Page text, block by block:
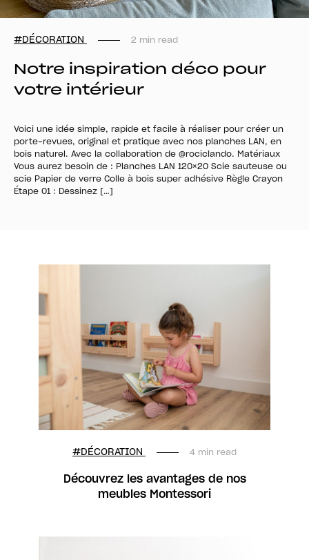
#DÉCORATION 2 min read
Notre inspiration déco pour
votre intérieur
Voici une idée simple, rapide et facile à réaliser pour créer un
porte-revues, original et pratique avec nos planches LAN, en
bois naturel. Avec la collaboration de @rociclando. Matériaux
Vous aurez besoin de : Planches LAN 120×20 Scie sauteuse ou
scie Papier de verre Colle à bois super adhésive Règle Crayon
Étape 01 : Dessinez […]
#DÉCORATION 4 min read
Découvrez les avantages de nos
meubles Montessori